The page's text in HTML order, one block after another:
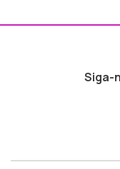
Siga-